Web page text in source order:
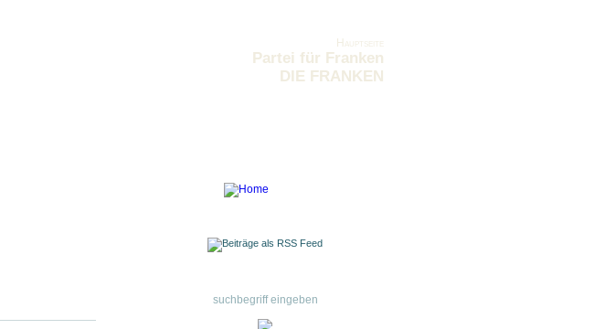
Hauptseite
Partei für Franken
DIE FRANKEN